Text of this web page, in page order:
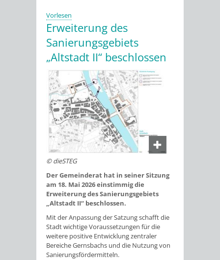
Vorlesen
Erweiterung des
Sanierungsgebiets
„Altstadt II“ beschlossen
© dieSTEG
Der Gemeinderat hat in seiner Sitzung
am 18. Mai 2026 einstimmig die
Erweiterung des Sanierungsgebiets
„Altstadt II“ beschlossen.
Mit der Anpassung der Satzung schafft die
Stadt wichtige Voraussetzungen für die
weitere positive Entwicklung zentraler
Bereiche Gernsbachs und die Nutzung von
Sanierungsfördermitteln.